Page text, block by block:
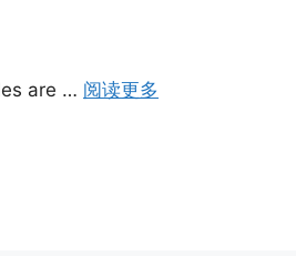
are … 阅读更多